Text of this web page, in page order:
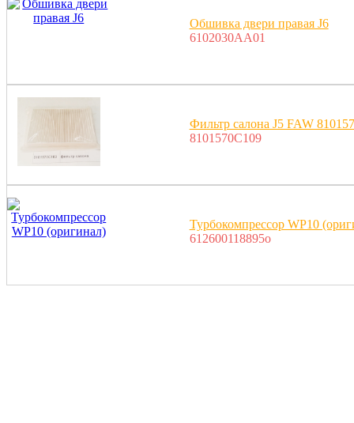
Обшивка двери правая J6
6102030AA01
Фильтр салона J5 FAW
8101570C109
Турбокомпрессор WP10
612600118895o